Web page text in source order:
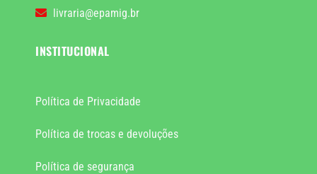
livraria@epamig.br
INSTITUCIONAL
Política de Privacidade
Política de trocas e devoluções
Política de segurança